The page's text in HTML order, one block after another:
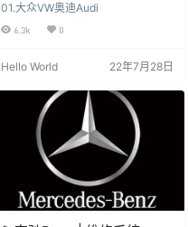
型 燃油车 新能源 混动车 维
修手册+电路图+技术通报
车型 偏门车型 维修手册+电路图+技
术通报+拆装资料+保养资料+技术
术特性+故障案例 本套资源：本站会
员！ 本站资源：都来之不易，都在
为您节省时间, 节约开支, 减轻生活
工作压力！有条件请支持购买正
版！ 特别…
01.大众VW奥迪Audi
6.3k 0
Hello World 22年7月28日